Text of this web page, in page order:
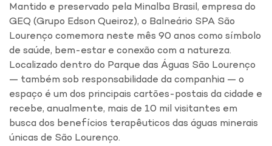
Mantido e preservado pela Minalba Brasil, empresa do
GEQ (Grupo Edson Queiroz), o Balneário SPA São
Lourenço comemora neste mês 90 anos como símbolo
de saúde, bem-estar e conexão com a natureza.
Localizado dentro do Parque das Águas São Lourenço
— também sob responsabilidade da companhia — o
espaço é um dos principais cartões-postais da cidade e
recebe, anualmente, mais de 10 mil visitantes em
busca dos benefícios terapêuticos das águas minerais
únicas de São Lourenço.